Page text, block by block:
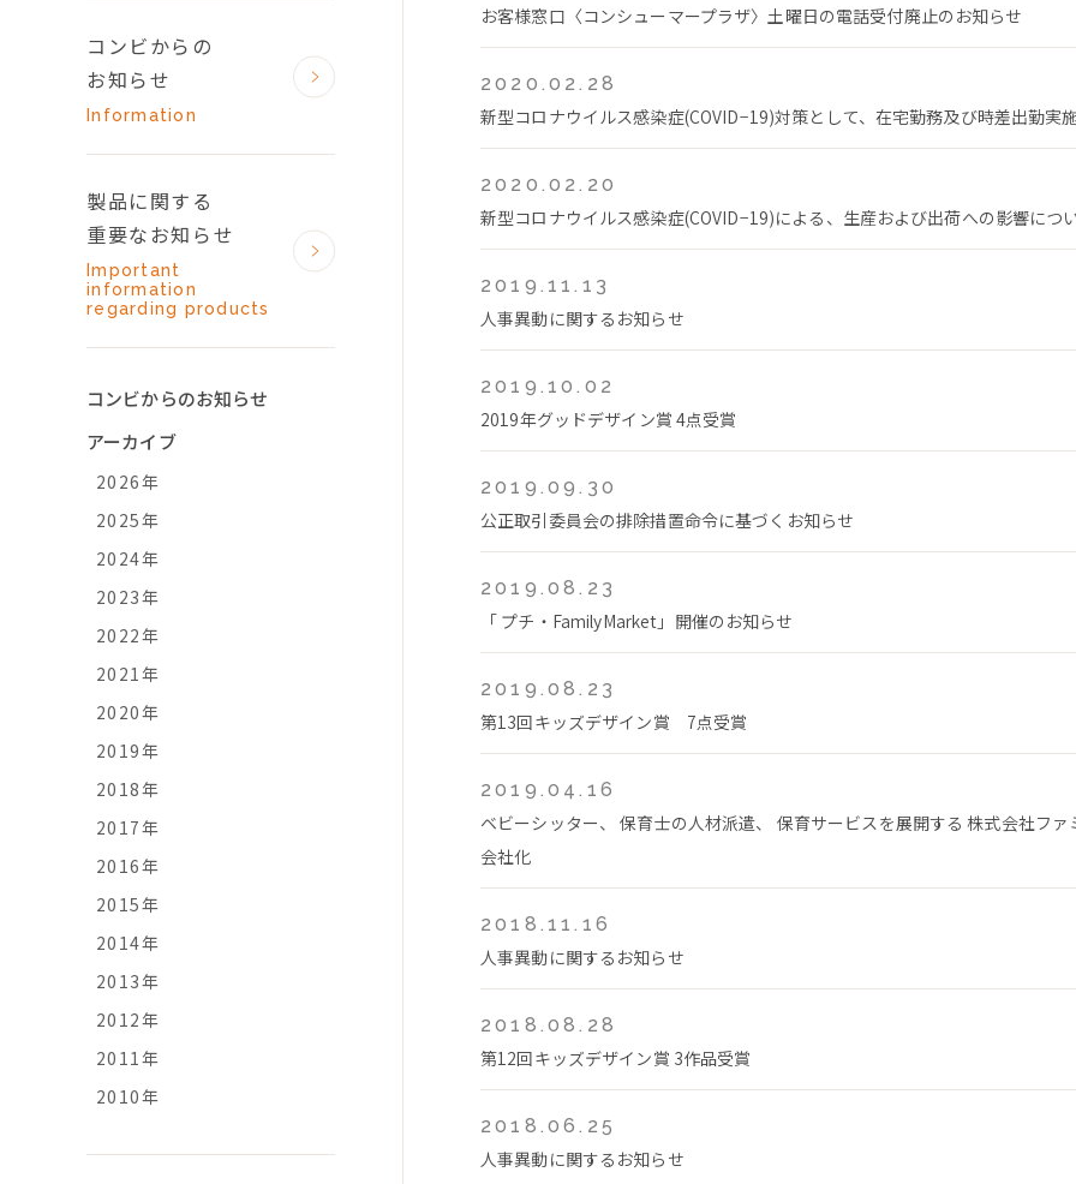
お客様窓口〈コンシューマープラザ〉土曜日の電話受付廃止のお知らせ
2020.02.28
新型コロナウイルス感染症(COVID−19)対策として、在宅勤務及び時差出勤実
2020.02.20
新型コロナウイルス感染症(COVID−19)による、生産および出荷への影響につ
2019.11.13
人事異動に関するお知らせ
2019.10.02
2019年グッドデザイン賞 4点受賞
2019.09.30
公正取引委員会の排除措置命令に基づくお知らせ
2019.08.23
「 プチ・FamilyMarket」開催のお知らせ
2019.08.23
第13回キッズデザイン賞 7点受賞
2019.04.16
ベビーシッター、 保育士の人材派遣、 保育サービスを展開する 株式会社フ
会社化
2018.11.16
人事異動に関するお知らせ
2018.08.28
第12回キッズデザイン賞 3作品受賞
2018.06.25
人事異動に関するお知らせ
コンビからの
お知らせ
Information
製品に関する
重要なお知らせ
Important
information
regarding products
コンビからのお知らせ
アーカイブ
2026年
2025年
2024年
2023年
2022年
2021年
2020年
2019年
2018年
2017年
2016年
2015年
2014年
2013年
2012年
2011年
2010年